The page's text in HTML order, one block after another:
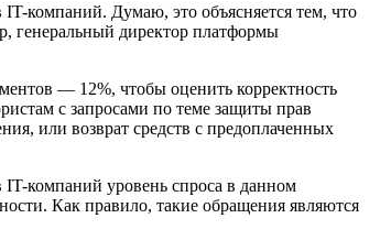
компаний. Думаю, это объясняется тем, что
генеральный директор платформы
— 12%, чтобы оценить корректность
с запросами по теме защиты прав
или возврат средств с предоплаченных
компаний уровень спроса в данном
Как правило, такие обращения являются